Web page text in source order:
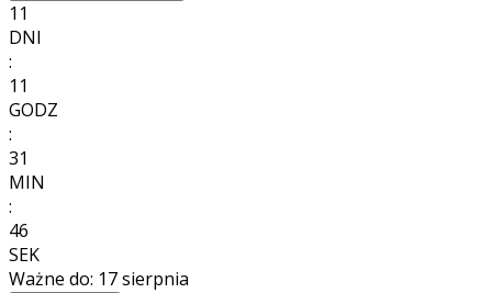
11
DNI
:
11
GODZ
:
31
MIN
:
44
SEK
Ważne do: 17 sierpnia